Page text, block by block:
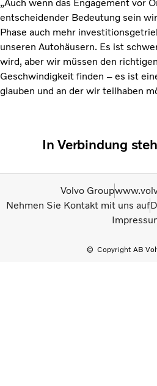
„Auch wenn das Engagement vor
entscheidender Bedeutung sein
Phase auch mehr
unseren Autohäusern. Es ist
wird, aber wir müssen den
Geschwindigkeit finden – es ist
glauben und an der wir teilhaben
In Verbindung
Copyright AB
Volvo Group
Nehmen Sie Kontakt mit uns auf